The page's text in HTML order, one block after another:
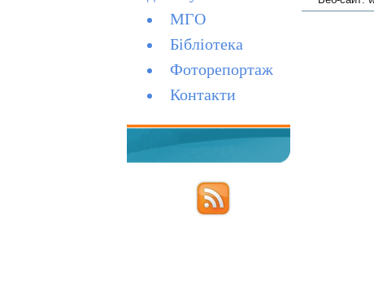
МГО
Бібліотека
Фоторепортаж
Контакти